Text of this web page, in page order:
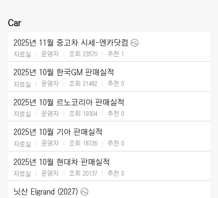
Car
2025년 11월 중고차 시세-엔카닷컴
자료실 운영자 조회 23570 추천 1
2025년 10월 한국GM 판매실적
자료실 운영자 조회 21482 추천 0
2025년 10월 르노코리아 판매실적
자료실 운영자 조회 19304 추천 0
2025년 10월 기아 판매실적
자료실 운영자 조회 18726 추천 0
2025년 10월 현대차 판매실적
자료실 운영자 조회 20137 추천 0
닛산 Elgrand (2027)